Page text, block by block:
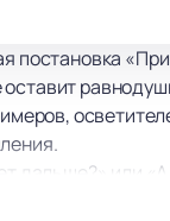
постановка
дальше?» или «А